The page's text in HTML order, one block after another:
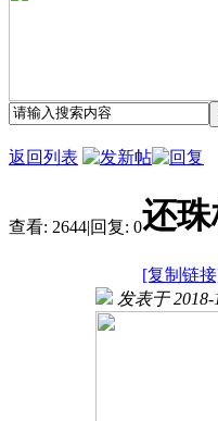
返回列表
查看: 2644|回复: 0还
[复制链
发表于 2018-